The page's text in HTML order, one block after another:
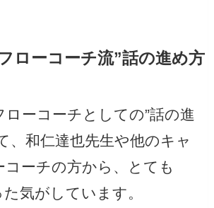
ローコーチ流”話の進め方
ーコーチとしての”話の進
、和仁達也先生や他のキャ
コーチの方から、とても
気がしています。